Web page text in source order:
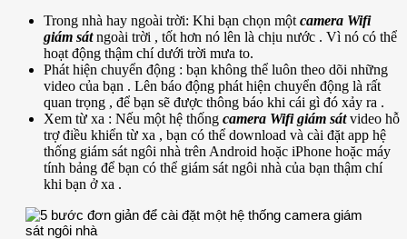
Trong nhà hay ngoài trời: Khi bạn chọn một camera Wifi
giám sátngoài trời , tốt hơn nó lên là chịu nước . Vì nó có thể
hoạt động thậm chí dưới trời mưa to.
Phát hiện chuyển động : bạn không thể luôn theo dõi những
video của bạn . Lên báo động phát hiện chuyển động là rất
quan trọng , để bạn sẽ được thông báo khi cái gì đó xảy ra .
Xem từ xa : Nếu một hệ thống camera Wifi giám sátvideo hỗ
trợ điều khiển từ xa , bạn có thể download và cài đặt app hệ
thống giám sát ngôi nhà trên Android hoặc iPhone hoặc máy
tính bảng để bạn có thể giám sát ngôi nhà của bạn thậm chí
khi bạn ở xa .